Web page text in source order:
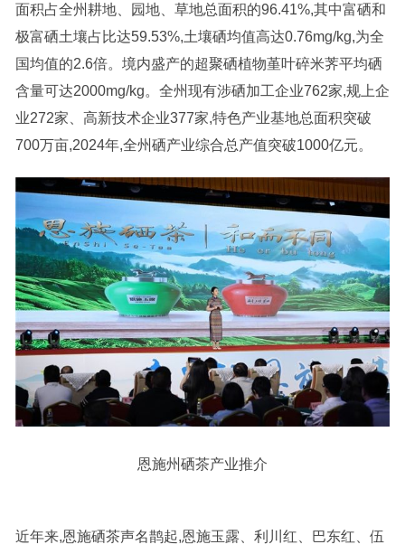
面积占全州耕地、园地、草地总面积的96.41%,其中富硒和
极富硒土壤占比达59.53%,土壤硒均值高达0.76mg/kg,为全
国均值的2.6倍。境内盛产的超聚硒植物堇叶碎米荠平均硒
含量可达2000mg/kg。全州现有涉硒加工企业762家,规上企
业272家、高新技术企业377家,特色产业基地总面积突破
700万亩,2024年,全州硒产业综合总产值突破1000亿元。
恩施州硒茶产业推介
近年来,恩施硒茶声名鹊起,恩施玉露、利川红、巴东红、伍